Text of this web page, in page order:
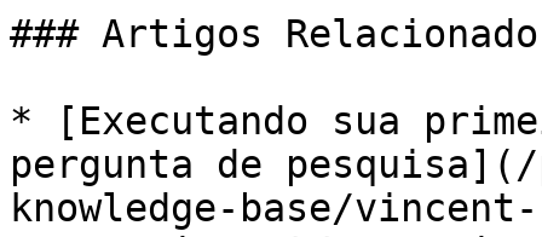
### Artigos
* [Executando sua
pergunta de
knowledge-base/